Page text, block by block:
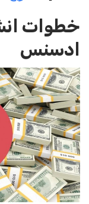
خطوات
ادسنس